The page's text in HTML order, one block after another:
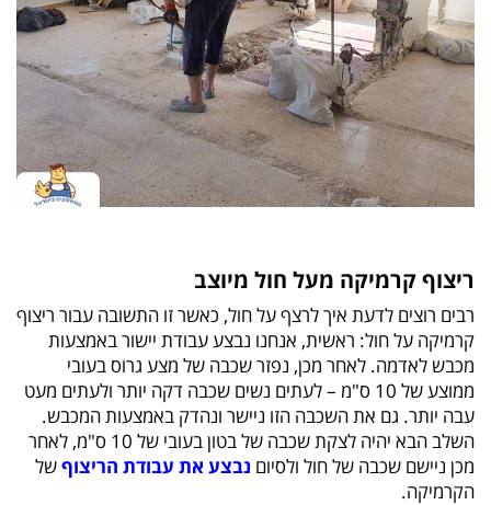
ריצוף קרמיקה מעל חול מיוצב
רבים רוצים לדעת איך לרצף על חול, כאשר זו התשובה עבור ריצוף
קרמיקה על חול: ראשית, אנחנו נבצע עבודת יישור באמצעות
מכבש לאדמה. לאחר מכן, נפזר שכבה של מצע גרוס בעובי
ממוצע של 10 ס"מ – לעתים נשים שכבה דקה יותר ולעתים מעט
עבה יותר. גם את השכבה הזו ניישר ונהדק באמצעות המכבש.
השלב הבא יהיה לצקת שכבה של בטון בעובי של 10 ס"מ, לאחר
מכן ניישם שכבה של חול ולסיום נבצע את עבודת הריצוףשל
הקרמיקה.